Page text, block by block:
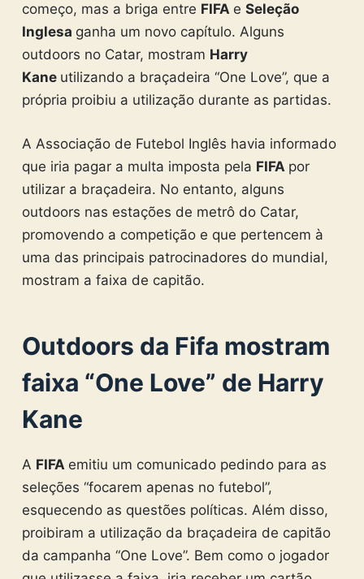
começo, mas a briga entre FIFA e Seleção
Inglesa ganha um novo capítulo. Alguns
outdoors no Catar, mostram Harry
Kane utilizando a braçadeira “One Love”, que a
própria proibiu a utilização durante as partidas.
A Associação de Futebol Inglês havia informado
que iria pagar a multa imposta pela FIFA por
utilizar a braçadeira. No entanto, alguns
outdoors nas estações de metrô do Catar,
promovendo a competição e que pertencem à
uma das principais patrocinadores do mundial,
mostram a faixa de capitão.
Outdoors da Fifa mostram
faixa “One Love” de Harry
Kane
A FIFA emitiu um comunicado pedindo para as
seleções “focarem apenas no futebol”,
esquecendo as questões políticas. Além disso,
proibiram a utilização da braçadeira de capitão
da campanha “One Love”. Bem como o jogador